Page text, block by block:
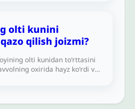
olti kunini
qilish joizmi?
olti kunidan to‘rttasini
oxirida hayz ko‘rdi va